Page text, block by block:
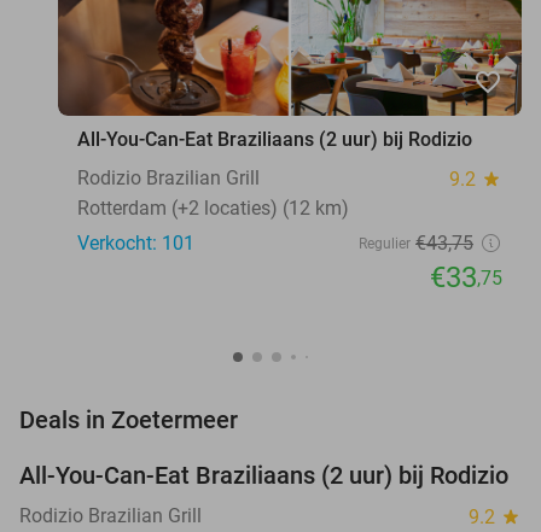
favorite_border
All-You-Can-Eat Braziliaans (2 uur) bij Rodizio
Rodizio Brazilian Grill
9.2 star
Rotterdam (+2 locaties) (12 km)
Verkocht: 101
Regulier €43,75
€33,75
Deals in Zoetermeer
23%
TODAY
All-You-Can-Eat Braziliaans (2 uur) bij Rodizio
Rodizio Brazilian Grill 9.2 star